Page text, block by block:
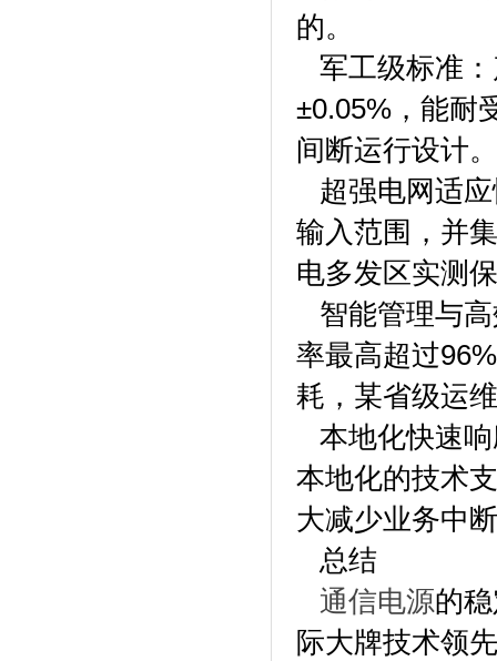
的。
军工级标准
±0.05%，能耐
间断运行设计。
超强电网适
输入范围，并
电多发区实测
智能管理与
率最高超过
耗，某省级运
本地化快速
本地化的技术
大减少业务中
总结
通信电源的
际大牌技术领